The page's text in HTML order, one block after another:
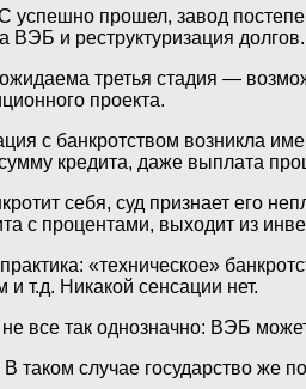
успешно прошел, завод
ВЭБ и реструктуризация долгов.
третья стадия —
проекта.
с банкротством возникла
кредита, даже выплата
себя, суд признает его
с процентами, выходит из
«техническое»
т.д. Никакой сенсации нет.
все так однозначно: ВЭБ
таком случае государство же